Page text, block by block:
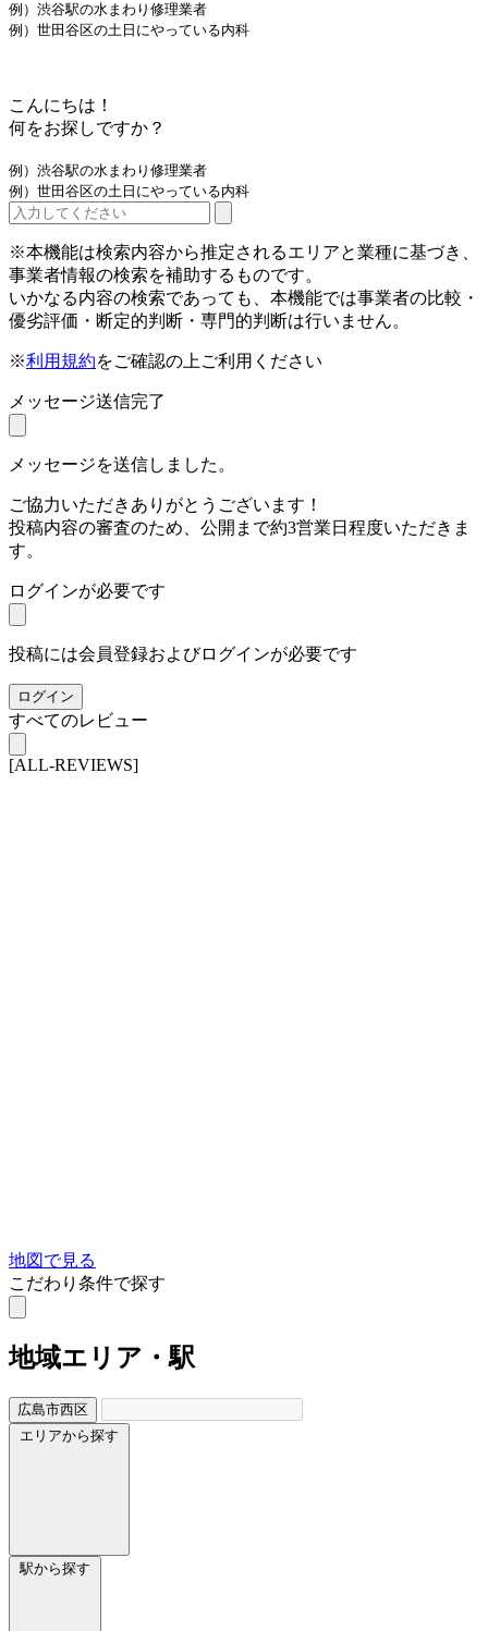
例）渋谷駅の水まわり修理業者
例）世田谷区の土日にやっている内科
こんにちは！
何をお探しですか？
例）渋谷駅の水まわり修理業者
例）世田谷区の土日にやっている内科
※本機能は検索内容から推定されるエリアと業種に基づき、
事業者情報の検索を補助するものです。
いかなる内容の検索であっても、本機能では事業者の比較・
優劣評価・断定的判断・専門的判断は行いません。
※利用規約をご確認の上ご利用ください
メッセージ送信完了
メッセージを送信しました。
ご協力いただきありがとうございます！
投稿内容の審査のため、公開まで約3営業日程度いただきま
す。
ログインが必要です
投稿には会員登録およびログインが必要です
ログイン
すべてのレビュー
[ALL-REVIEWS]
地図で見る
こだわり条件で探す
地域エリア・駅
広島市西区
エリアから探す
駅から探す